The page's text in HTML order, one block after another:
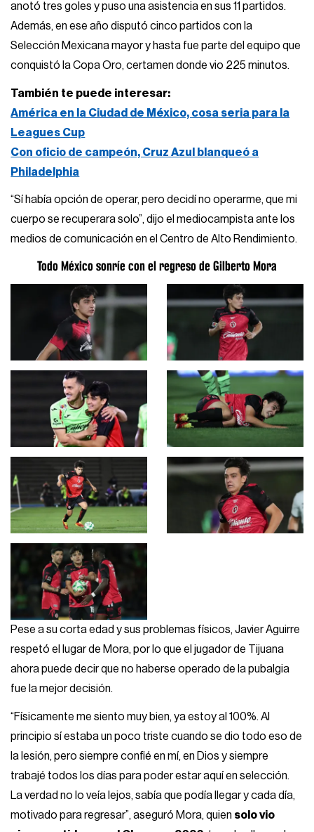
anotó tres goles y puso una asistencia en sus 11 partidos.
Además, en ese año disputó cinco partidos con la
Selección Mexicana mayor y hasta fue parte del equipo que
conquistó la Copa Oro, certamen donde vio 225 minutos.
También te puede interesar:
América en la Ciudad de México, cosa seria para la
Leagues Cup
Con oficio de campeón, Cruz Azul blanqueó a
Philadelphia
“Sí había opción de operar, pero decidí no operarme, que mi
cuerpo se recuperara solo”, dijo el mediocampista ante los
medios de comunicación en el Centro de Alto Rendimiento.
Todo México sonríe con el regreso de Gilberto Mora
Pese a su corta edad y sus problemas físicos, Javier Aguirre
respetó el lugar de Mora, por lo que el jugador de Tijuana
ahora puede decir que no haberse operado de la pubalgia
fue la mejor decisión.
“Físicamente me siento muy bien, ya estoy al 100%. Al
principio sí estaba un poco triste cuando se dio todo eso de
la lesión, pero siempre confié en mí, en Dios y siempre
trabajé todos los días para poder estar aquí en selección.
La verdad no lo veía lejos, sabía que podía llegar y cada día,
motivado para regresar”, aseguró Mora, quien solo vio